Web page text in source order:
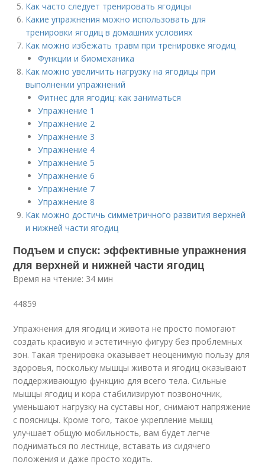
Как часто следует тренировать ягодицы
Какие упражнения можно использовать для
тренировки ягодиц в домашних условиях
Как можно избежать травм при тренировке ягодиц
Функции и биомеханика
Как можно увеличить нагрузку на ягодицы при
выполнении упражнений
Фитнес для ягодиц: как заниматься
Упражнение 1
Упражнение 2
Упражнение 3
Упражнение 4
Упражнение 5
Упражнение 6
Упражнение 7
Упражнение 8
Как можно достичь симметричного развития верхней
и нижней части ягодиц
Подъем и спуск: эффективные упражнения
для верхней и нижней части ягодиц
Время на чтение: 34 мин
44859
Упражнения для ягодиц и живота не просто помогают
создать красивую и эстетичную фигуру без проблемных
зон. Такая тренировка оказывает неоценимую пользу для
здоровья, поскольку мышцы живота и ягодиц оказывают
поддерживающую функцию для всего тела. Сильные
мышцы ягодиц и кора стабилизируют позвоночник,
уменьшают нагрузку на суставы ног, снимают напряжение
с поясницы. Кроме того, такое укрепление мышц
улучшает общую мобильность, вам будет легче
подниматься по лестнице, вставать из сидячего
положения и даже просто ходить.